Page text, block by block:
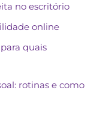
no escritório
online
quais
rotinas e como